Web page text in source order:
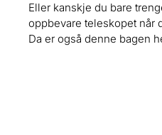
Eller kanskje du bare
oppbevare teleskopet når
Da er også denne bagen